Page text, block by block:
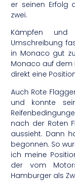
er seinen Erfolg
zwei.
Kämpfen
Umschreibung
in Monaco gut
Monaco auf dem
direkt eine
Auch Rote
und konnte
nach der Roten
aussieht. Dann
begonnen. So
ich meine
der vom
Hamburger als